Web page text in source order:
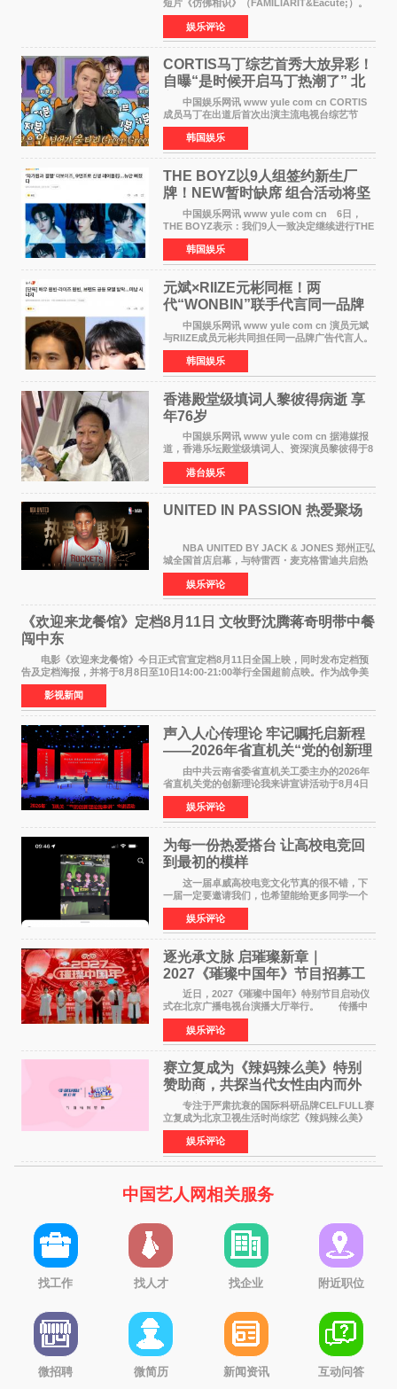
短片《仿佛相识》（FAMILIARIT&Eacute;）。
视频短片由戛纳国际电影节最佳女演员伊莎贝尔·
于佩尔（Isabelle Huppert）主演，全程使用大
疆首款双主摄口
娱乐评论
CORTIS马丁综艺首秀大放异彩！
自曝“是时候开启马丁热潮了” 北
美巡演火热进行中
中国娱乐网讯 www yule com cn CORTIS
成员马丁在出道后首次出演主流电视台综艺节
目，展现了多才多艺的魅力。 马丁出演了5日
播出的MBC《Radio Star》Fashion与Passion
之间，I&lsquo;m
韩国娱乐
THE BOYZ以9人组签约新生厂
牌！NEW暂时缺席 组合活动将坚
定不移继续
中国娱乐网讯 www yule com cn 6日，
THE BOYZ表示：我们9人一致决定继续进行THE
BOYZ组合活动，并且已经完成了组合团体活动
签约。目前正在新生厂牌下进行活动准备。尚未
离开THE BOYZ原所
韩国娱乐
元斌×RIIZE元彬同框！两
代“WONBIN”联手代言同一品牌
颜值天花板合体
中国娱乐网讯 www yule com cn 演员元斌
与RIIZE成员元彬共同担任同一品牌广告代言人。
6日据独家报道，继演员元斌之后，RIIZE元彬最
近也被选为某在线中介平台A公司的共同广告代言
人，两人将作
韩国娱乐
香港殿堂级填词人黎彼得病逝 享
年76岁​
中国娱乐网讯 www yule com cn 据港媒报
道，香港乐坛殿堂级填词人、资深演员黎彼得于8
月5日上午因病离世，终年76岁。好友钟志光透
露，黎彼得今年3月中风后便卧床休养，身体机能
持续衰退，最
港台娱乐
UNITED IN PASSION 热爱聚场
NBA UNITED BY JACK & JONES 郑州正弘
城全国首店启幕，与特雷西・麦克格雷迪共启热
爱 2026 年7 月21 日，
NBAUNITEDBYJACK&JONES 全国首店，于郑
州正弘城正式启幕。NBA 传奇球星
娱乐评论
《欢迎来龙餐馆》定档8月11日 文牧野沈腾蒋奇明带中餐
闯中东
电影《欢迎来龙餐馆》今日正式官宣定档8月11日全国上映，同时发布定档预
告及定档海报，并将于8月8日至10日14:00-21:00举行全国超前点映。作为战争美
食大片，影片讲述的是中国厨师徐福（沈腾
影视新闻
声入人心传理论 牢记嘱托启新程
——2026年省直机关“党的创新理
论我来讲”宣讲活动圆满落幕
由中共云南省委省直机关工委主办的2026年
省直机关党的创新理论我来讲宣讲活动于8月4日
至5日在昆明举办。活动以 "牢记嘱托 感恩奋进
开创云南发展新局面 "为主题，坚持以新时代中国
特色社会主义
娱乐评论
为每一份热爱搭台 让高校电竞回
到最初的模样
这一届卓威高校电竞文化节真的很不错，下
一届一定要邀请我们，也希望能给更多同学一个
来到现场的机会。 2026卓威高校电竞文化节
已经落下帷幕，在活动结束后，仍有不少高校电
竞社负责人和现
娱乐评论
逐光承文脉 启璀璨新章｜
2027《璀璨中国年》节目招募工
作圆满启动
近日，2027《璀璨中国年》特别节目启动仪
式在北京广播电视台演播大厅举行。 传播中
华优秀传统文化，弘扬纯正国风艺术，打造高规
格、高质感、正能量的文艺盛典，是璀璨中国年
矢志不渝的初心
娱乐评论
赛立复成为《辣妈辣么美》特别
赞助商，共探当代女性由内而外
活力美
专注于严肃抗衰的国际科研品牌CELFULL赛
立复成为北京卫视生活时尚综艺《辣妈辣么美》
的特别赞助商,明星辣妈袁咏仪倾情参与，向广大
都市女性传递健康生活新主张，寄语当代女性在
家庭与自我之间
娱乐评论
中国艺人网相关服务
找工作 找人才 找企业 附近职位
微招聘 微简历 新闻资讯 互动问答